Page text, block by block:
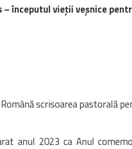
începutul vieţii veşnice
scrisoarea pastorală
anul 2023 ca Anul